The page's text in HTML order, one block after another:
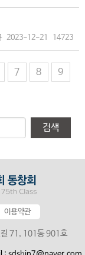
2023-12-21 14723
7 8
9
검색
이용약관
길 71, 101동 901호